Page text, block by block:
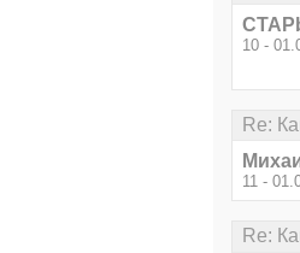
10 -
Re:
11 -
Re: